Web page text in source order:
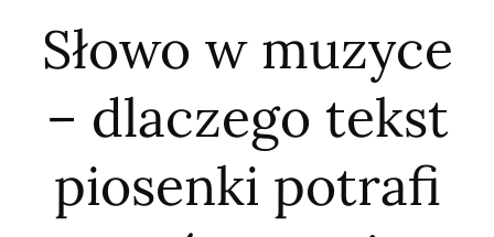
Słowo w muzyce
– dlaczego tekst
piosenki potrafi